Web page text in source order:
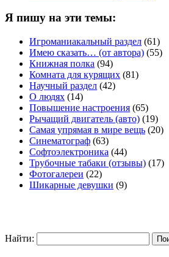
Я пишу на эти темы:
Игроманиакальный раздел (61)
Имею сказать… (от автора) (55)
Книжная полка (94)
Комната для курящих (81)
Научный раздел (42)
О людях (14)
Повышение настроения (65)
Рычащий двигатель (авто) (19)
Самая упрямая в мире вещь (20)
Синематограф (63)
Софтоэлектроника (44)
Трубочные табаки (отзывы) (17)
Фотогалереи (22)
Шикарные девушки (9)
Найти: